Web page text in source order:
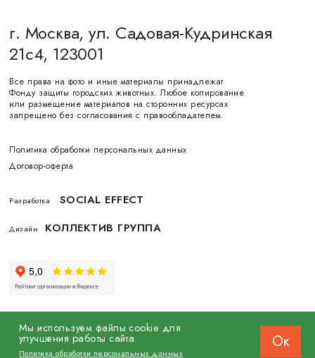
г. Москва, ул. Садовая-Кудринская
21с4, 123001
Все права на фото и иные материалы принадлежат
Фонду защиты городских животных. Любое копирование
или размещение материалов на сторонних ресурсах
запрещено без согласования с правообладателем.
Политика обработки персональных данных
Договор-оферта
Разработка SOCIAL EFFECT
Дизайн КОЛЛЕКТИВ ГРУППА
© 2026 Фонд защиты городских животных
Мы используем файлы cookie для
улучшения работы сайта.
Политика обработки персональных данных
Ок